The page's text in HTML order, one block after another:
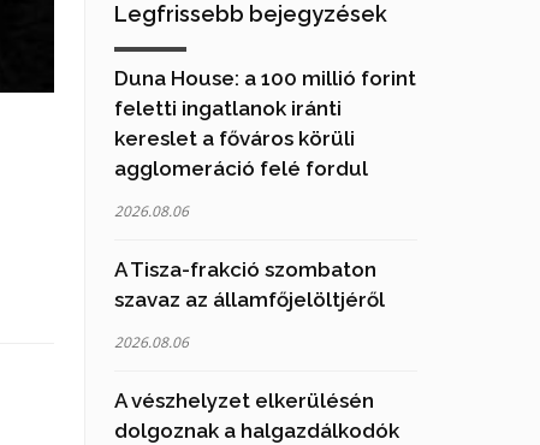
Legfrissebb bejegyzések
Duna House: a 100 millió forint
feletti ingatlanok iránti
kereslet a főváros körüli
agglomeráció felé fordul
2026.08.06
A Tisza-frakció szombaton
szavaz az államfőjelöltjéről
2026.08.06
A vészhelyzet elkerülésén
dolgoznak a halgazdálkodók